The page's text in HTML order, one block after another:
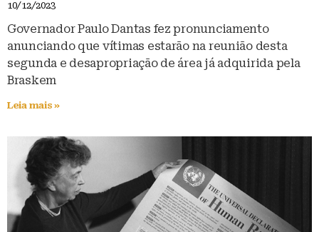
10/12/2023
Governador Paulo Dantas fez pronunciamento
anunciando que vítimas estarão na reunião desta
segunda e desapropriação de área já adquirida pela
Braskem
Leia mais »